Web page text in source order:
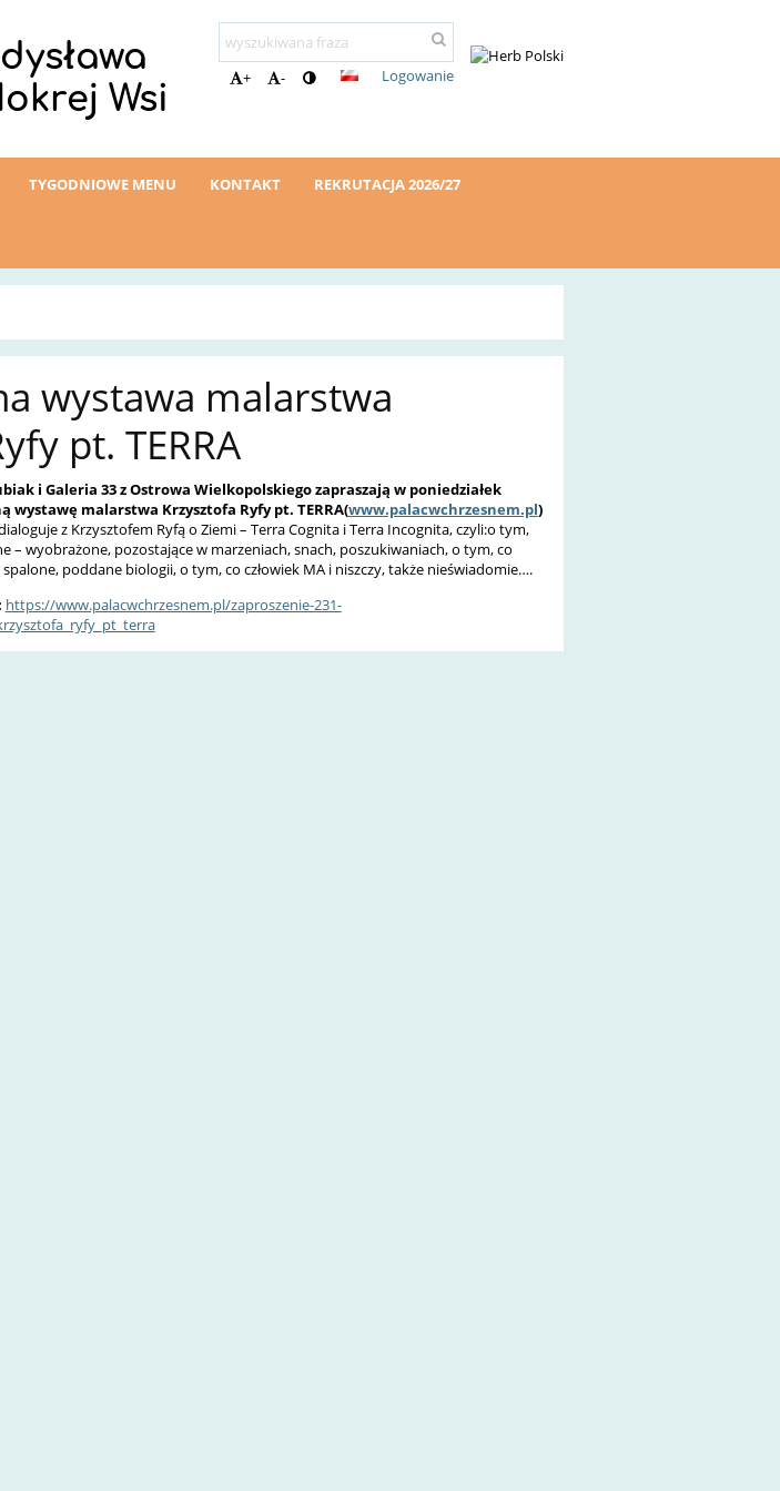
Wsi
+ - Logowanie
TYGODNIOWE MENU KONTAKT REKRUTACJA 2026/27
wystawa malarstwa
pt. TERRA
i Galeria 33 z Ostrowa Wielkopolskiego zapraszają w poniedziałek
wystawę malarstwa Krzysztofa Ryfy pt. TERRA(www.palacwchrzesnem.pl)
z Krzysztofem Ryfą o Ziemi – Terra Cognita i Terra Incognita, czyli:o tym,
– wyobrażone, pozostające w marzeniach, snach, poszukiwaniach, o tym, co
poddane biologii, o tym, co człowiek MA i niszczy, także nieświadomie….
https://www.palacwchrzesnem.pl/zaproszenie-231-